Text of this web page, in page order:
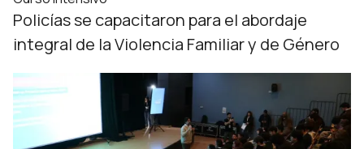
Policías se capacitaron para el abordaje
integral de la Violencia Familiar y de Género